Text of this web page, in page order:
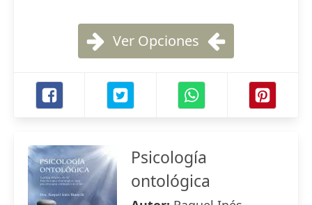
Ver Opciones
Psicología
ontológica